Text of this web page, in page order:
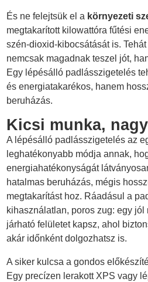
És ne felejtsük el a környezeti
megtakarított kilowattóra fűtési
szén-dioxid-kibocsátását is.
nemcsak magadnak teszel jót,
Egy lépésálló padlásszigetelés
és energiatakarékos, hanem
beruházás.
Kicsi munka,
A lépésálló padlásszigetelés az
leghatékonyabb módja annak,
energiahatékonyságát
hatalmas beruházás, mégis
megtakarítást hoz. Ráadásul a
kihasználatlan, poros zug: egy jól
járható felületet kapsz, ahol
akár időnként dolgozhatsz is.
A siker kulcsa a gondos
Egy precízen lerakott XPS vagy